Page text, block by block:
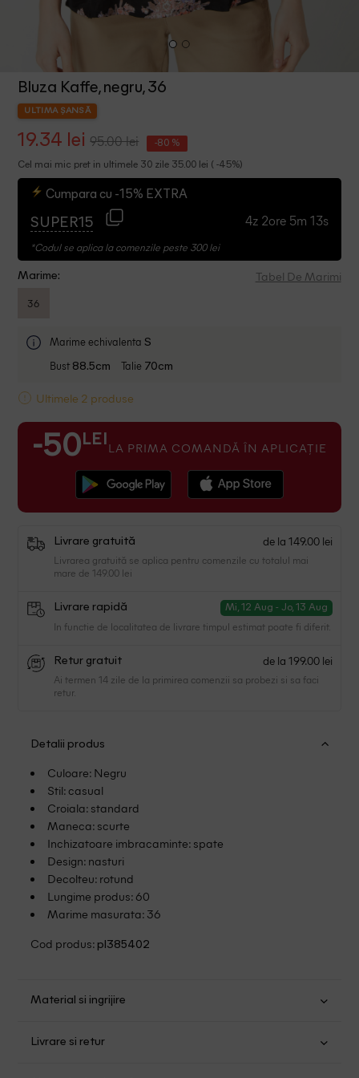
Bluza Kaffe, negru, 36
ULTIMA ȘANSĂ
19.34 lei 95.00 lei -80 %
Cel mai mic pret in ultimele 30 zile 35.00 lei ( -45%)
Cumpara cu -15% EXTRA
SUPER15 4z 2ore 5m 12s
*Codul se aplica la comenzile peste 300 lei
Marime: Tabel De Marimi
36
Marime echivalenta S
Bust 88.5cm Talie 70cm
Ultimele 2 produse
-50 LEI LA PRIMA COMANDĂ ÎN APLICAȚIE
Livrare gratuită de la 149.00 lei
Livrarea gratuită se aplica pentru comenzile cu totalul mai
mare de 149.00 lei
Livrare rapidă Mi, 12 Aug - Jo, 13 Aug
In functie de localitatea de livrare timpul estimat poate fi diferit.
Retur gratuit de la 199.00 lei
Ai termen 14 zile de la primirea comenzii sa probezi si sa faci
retur.
Detalii produs
Culoare: Negru
Stil: casual
Croiala: standard
Maneca: scurte
Inchizatoare imbracaminte: spate
Design: nasturi
Decolteu: rotund
Lungime produs: 60
Marime masurata: 36
Cod produs: pl385402
Material si ingrijire
Livrare si retur